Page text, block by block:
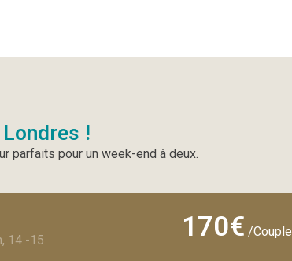
Londres !
parfaits pour un week-end à deux.
14 -15
170€ /Couple